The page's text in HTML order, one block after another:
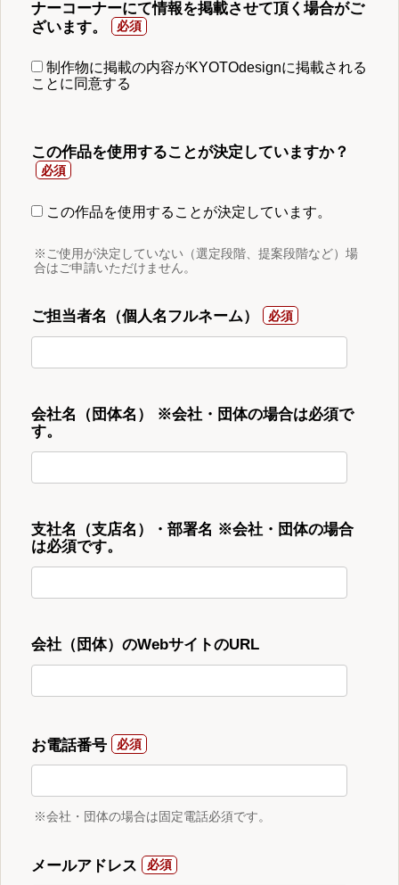
ナーコーナーにて情報を掲載させて頂く場合がご
ざいます。
制作物に掲載の内容がKYOTOdesignに掲載される
ことに同意する
この作品を使用することが決定していますか？
この作品を使用することが決定しています。
※ご使用が決定していない（選定段階、提案段階など）場
合はご申請いただけません。
ご担当者名（個人名フルネーム）
会社名（団体名） ※会社・団体の場合は必須で
す。
支社名（支店名）・部署名 ※会社・団体の場合
は必須です。
会社（団体）のWebサイトのURL
お電話番号
※会社・団体の場合は固定電話必須です。
メールアドレス